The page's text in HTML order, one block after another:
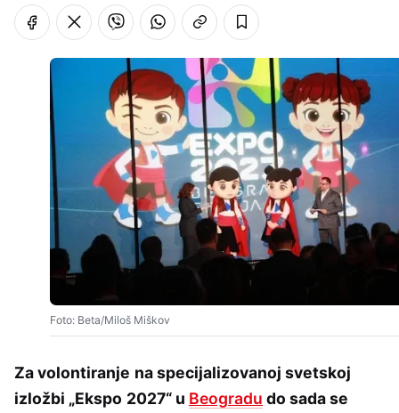
Foto: Beta/Miloš Miškov
Za volontiranje na specijalizovanoj svetskoj
izložbi „Ekspo 2027“ u Beogradu do sada se